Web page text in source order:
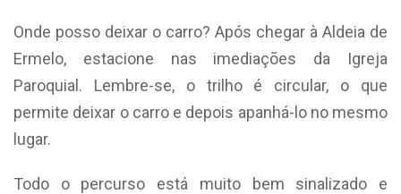
Onde posso deixar o carro? Após chegar à Aldeia de
Ermelo, estacione nas imediações da Igreja
Paroquial. Lembre-se, o trilho é circular, o que
permite deixar o carro e depois apanhá-lo no mesmo
lugar.
Todo o percurso está muito bem sinalizado e